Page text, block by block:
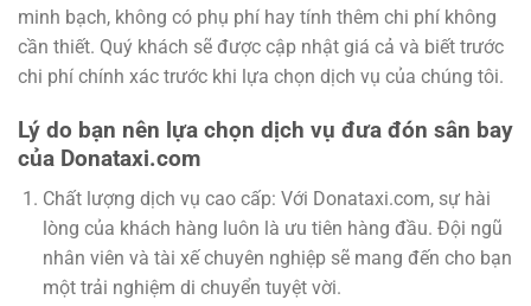
minh bạch, không có phụ phí hay tính thêm chi phí không
cần thiết. Quý khách sẽ được cập nhật giá cả và biết trước
chi phí chính xác trước khi lựa chọn dịch vụ của chúng tôi.
Lý do bạn nên lựa chọn dịch vụ đưa đón sân bay
của Donataxi.com
Chất lượng dịch vụ cao cấp: Với Donataxi.com, sự hài
lòng của khách hàng luôn là ưu tiên hàng đầu. Đội ngũ
nhân viên và tài xế chuyên nghiệp sẽ mang đến cho bạn
một trải nghiệm di chuyển tuyệt vời.